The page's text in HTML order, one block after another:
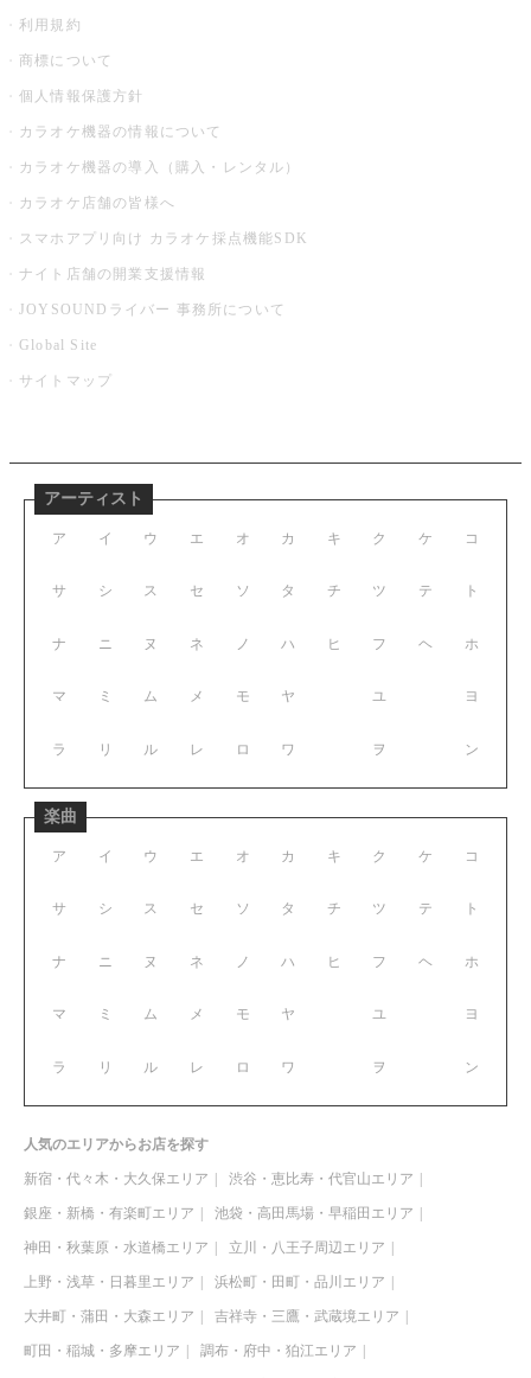
利用規約
商標について
個人情報保護方針
カラオケ機器の情報について
カラオケ機器の導入（購入・レンタル）
カラオケ店舗の皆様へ
スマホアプリ向け カラオケ採点機能SDK
ナイト店舗の開業支援情報
JOYSOUNDライバー 事務所について
Global Site
サイトマップ
アーティスト
ア イ ウ エ オ
サ シ ス セ ソ
ナ ニ ヌ ネ ノ
マ ミ ム メ モ
ラ リ ル レ ロ
カ キ ク ケ コ
タ チ ツ テ ト
ハ ヒ フ ヘ ホ
ヤ ユ ヨ
ワ ヲ ン
楽曲
ア イ ウ エ オ
サ シ ス セ ソ
ナ ニ ヌ ネ ノ
マ ミ ム メ モ
ラ リ ル レ ロ
カ キ ク ケ コ
タ チ ツ テ ト
ハ ヒ フ ヘ ホ
ヤ ユ ヨ
ワ ヲ ン
人気のエリアからお店を探す
新宿・代々木・大久保エリア 渋谷・恵比寿・代官山エリア
銀座・新橋・有楽町エリア 池袋・高田馬場・早稲田エリア
神田・秋葉原・水道橋エリア 立川・八王子周辺エリア
上野・浅草・日暮里エリア 浜松町・田町・品川エリア
大井町・蒲田・大森エリア 吉祥寺・三鷹・武蔵境エリア
町田・稲城・多摩エリア 調布・府中・狛江エリア